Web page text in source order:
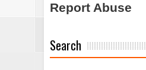
Report Abuse
Search